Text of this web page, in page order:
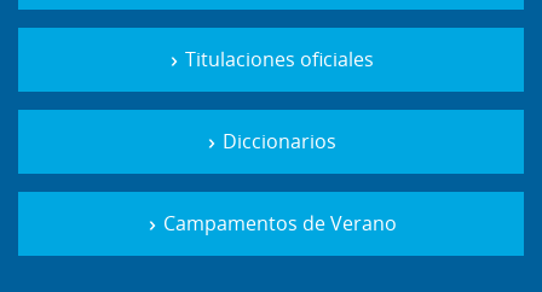
Titulaciones oficiales
Diccionarios
Campamentos de Verano